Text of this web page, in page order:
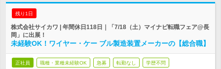
残り1日
株式会社サイカワ | 年間休日118日｜「7/18（土）マイナビ転職フェア@長
岡」に出展！
未経験OK！ワイヤー・ケー ブル製造装置メーカーの【総合職】
正社員 職種・業種未経験OK 急募 転勤なし 学歴不問